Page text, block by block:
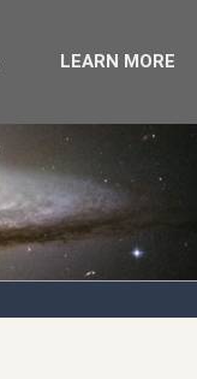
LEARN MORE